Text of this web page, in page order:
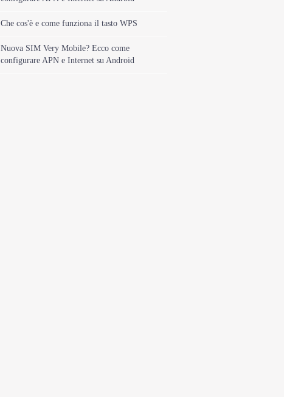
Che cos'è e come funziona il tasto WPS
Nuova SIM Very Mobile? Ecco come
configurare APN e Internet su Android